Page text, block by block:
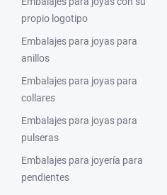
propio logotipo
Embalajes para joyas para
anillos
Embalajes para joyas para
collares
Embalajes para joyas para
pulseras
Embalajes para joyería para
pendientes